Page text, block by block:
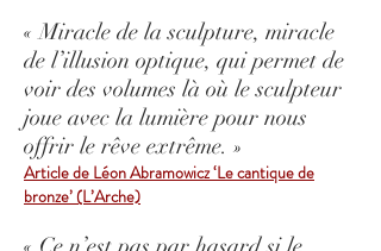
« Miracle de la sculpture, miracle
de l’illusion optique, qui permet de
voir des volumes là où le sculpteur
joue avec la lumière pour nous
offrir le rêve extrême. »
Article de Léon Abramowicz ‘Le cantique de
bronze’ (L’Arche)